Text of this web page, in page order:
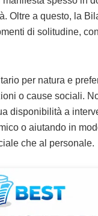
Oltre a questo, la
di solitudine,
per natura e
o cause sociali.
disponibilità a
o aiutando in
che al personale.